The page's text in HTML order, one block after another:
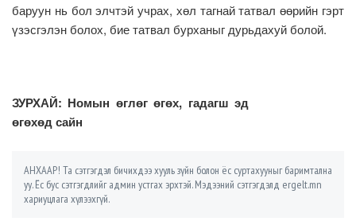
баруун нь бол элчтэй учрах, хөл тагнай татвал өөрийн гэрт
үзэсгэлэн болох, бие татвал бурханыг дурьдахуй болой.
ЗУРХАЙ: Номын өглөг өгөх, гадагш эд
өгөхөд сайн
АНХААР! Та сэтгэгдэл бичихдээ хууль зүйн болон ёс суртахууныг баримтална
уу. Ёс бус сэтгэгдлийг админ устгах эрхтэй. Мэдээний сэтгэгдэлд ergelt.mn
хариуцлага хүлээхгүй.